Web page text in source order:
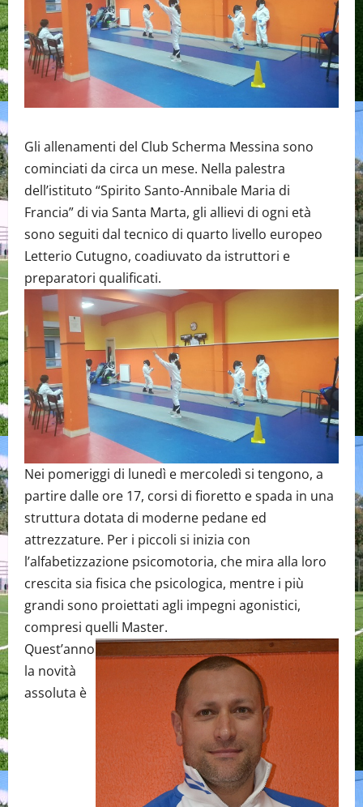
Gli allenamenti del Club Scherma Messina sono
cominciati da circa un mese. Nella palestra
dell’istituto “Spirito Santo-Annibale Maria di
Francia” di via Santa Marta, gli allievi di ogni età
sono seguiti dal tecnico di quarto livello europeo
Letterio Cutugno, coadiuvato da istruttori e
preparatori qualificati.
Nei pomeriggi di lunedì e mercoledì si tengono, a
partire dalle ore 17, corsi di fioretto e spada in una
struttura dotata di moderne pedane ed
attrezzature. Per i piccoli si inizia con
l’alfabetizzazione psicomotoria, che mira alla loro
crescita sia fisica che psicologica, mentre i più
grandi sono proiettati agli impegni agonistici,
compresi quelli Master.
Quest’anno
la novità
assoluta è